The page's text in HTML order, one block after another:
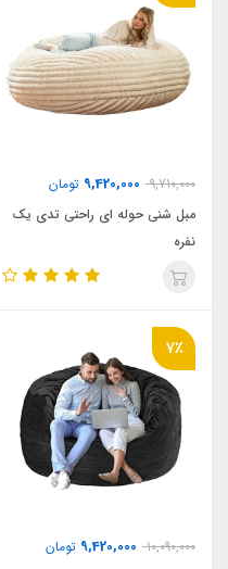
9,710,000
9,420,000 تومان
مبل شنی حوله ای راحتی تدی یک
نفره
7٪
10,090,000
9,420,000 تومان